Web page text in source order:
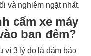
và nghiêm ngặt nhất.
cấm xe máy
ban đêm?
vì 3 lý do là đảm bảo